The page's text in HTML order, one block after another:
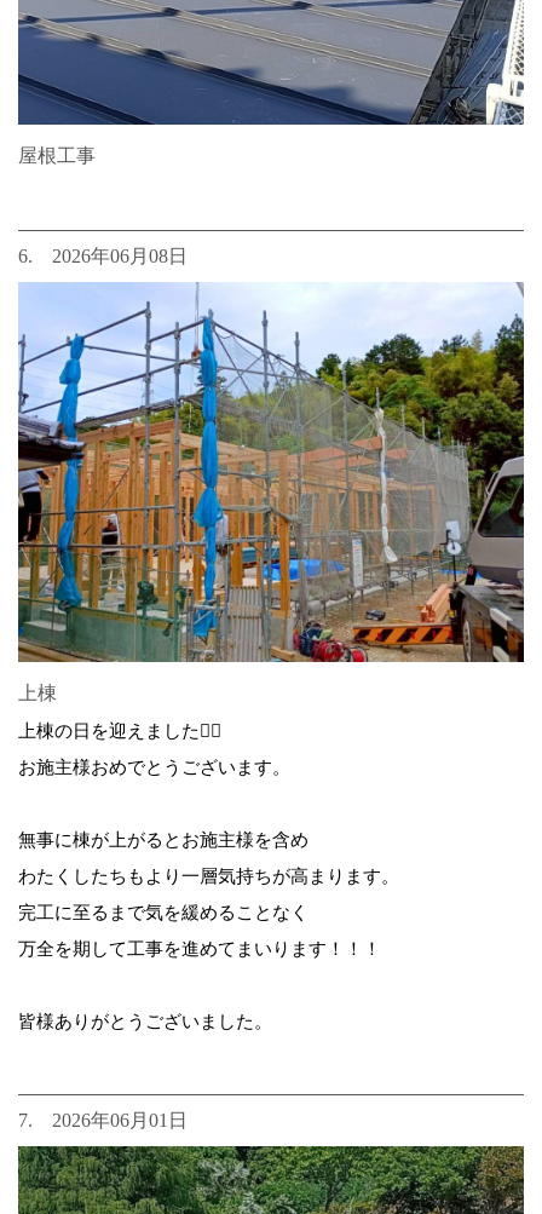
屋根工事
6. 2026年06月08日
上棟
上棟の日を迎えました👷‍♂️
お施主様おめでとうございます。
無事に棟が上がるとお施主様を含め
わたくしたちもより一層気持ちが高まります。
完工に至るまで気を緩めることなく
万全を期して工事を進めてまいります！！！
皆様ありがとうございました。
7. 2026年06月01日